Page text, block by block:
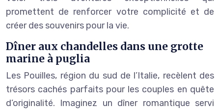
promettent de renforcer votre complicité et de
créer des souvenirs pour la vie.
Dîner aux chandelles dans une grotte
marine à puglia
Les Pouilles, région du sud de l’Italie, recèlent des
trésors cachés parfaits pour les couples en quête
d’originalité. Imaginez un dîner romantique servi